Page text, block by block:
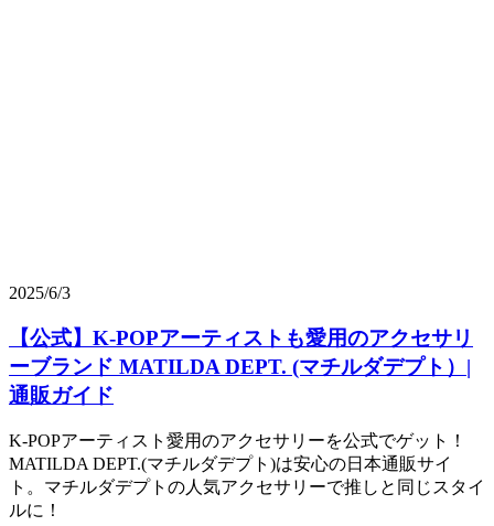
2025/6/3
【公式】K-POPアーティストも愛用のアクセサリ
ーブランド MATILDA DEPT. (マチルダデプト）|
通販ガイド
K-POPアーティスト愛用のアクセサリーを公式でゲット！
MATILDA DEPT.(マチルダデプト)は安心の日本通販サイ
ト。マチルダデプトの人気アクセサリーで推しと同じスタイ
ルに！